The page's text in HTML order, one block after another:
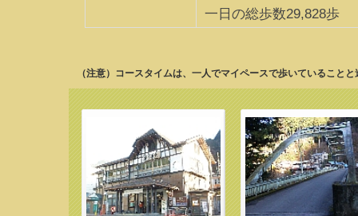
一日の総歩数29,828歩
（注意）コースタイムは、一人でマイペースで歩いていること